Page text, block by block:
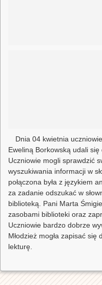
Dnia 04 kwietnia
Eweliną Borkowską udali
Uczniowie mogli sprawdzić
wyszukiwania informacji w
połączona była z językiem
za zadanie odszukać w
biblioteką. Pani Marta
zasobami biblioteki oraz
Uczniowie bardzo dobrze
Młodzież mogła zapisać
lekturę.